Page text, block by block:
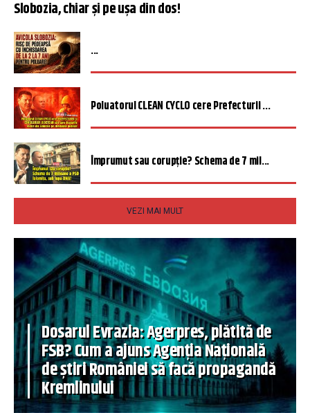
Slobozia, chiar și pe ușa din dos!
...
Poluatorul CLEAN CYCLO cere Prefecturii ...
Împrumut sau corupție? Schema de 7 mil...
VEZI MAI MULT
Dosarul Evrazia: Agerpres, plătită de
FSB? Cum a ajuns Agenția Națională
de știri României să facă propagandă
Kremlinului